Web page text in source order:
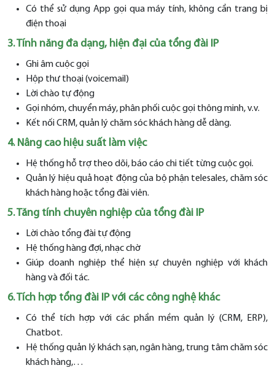
Có thể sử dụng App gọi qua máy tính, không cần trang bị
điện thoại
3. Tính năng đa dạng, hiện đại của tổng đài IP
Ghi âm cuộc gọi
Hộp thư thoại (voicemail)
Lời chào tự động
Gọi nhóm, chuyển máy, phân phối cuộc gọi thông minh, v.v.
Kết nối CRM, quản lý chăm sóc khách hàng dễ dàng.
4. Nâng cao hiệu suất làm việc
Hệ thống hỗ trợ theo dõi, báo cáo chi tiết từng cuộc gọi.
Quản lý hiệu quả hoạt động của bộ phận telesales, chăm sóc
khách hàng hoặc tổng đài viên.
5. Tăng tính chuyên nghiệp của tổng đài IP
Lời chào tổng đài tự động
Hệ thống hàng đợi, nhạc chờ
Giúp doanh nghiệp thể hiện sự chuyên nghiệp với khách
hàng và đối tác.
6. Tích hợp tổng đài IP với các công nghệ khác
Có thể tích hợp với các phần mềm quản lý (CRM, ERP),
Chatbot.
Hệ thống quản lý khách sạn, ngân hàng, trung tâm chăm sóc
khách hàng,…